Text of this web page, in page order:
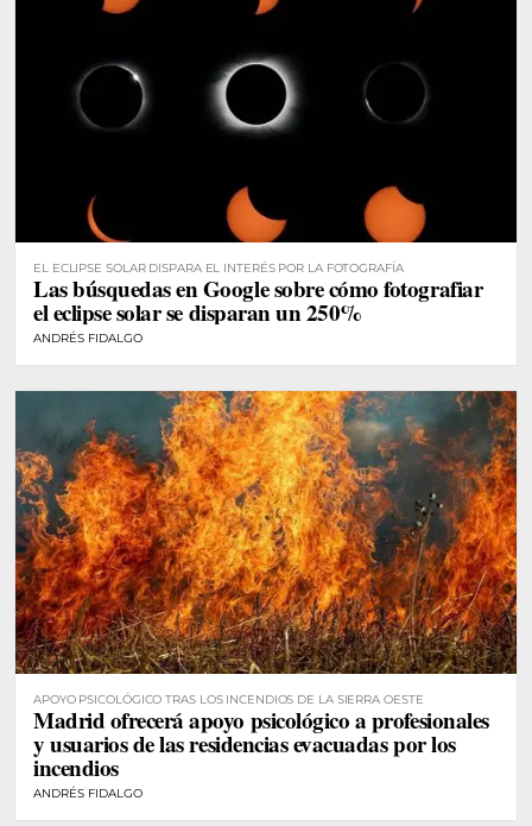
EL ECLIPSE SOLAR DISPARA EL INTERÉS POR LA FOTOGRAFÍA
Las búsquedas en Google sobre cómo fotografiar
el eclipse solar se disparan un 250%
ANDRÉS FIDALGO
APOYO PSICOLÓGICO TRAS LOS INCENDIOS DE LA SIERRA OESTE
Madrid ofrecerá apoyo psicológico a profesionales
y usuarios de las residencias evacuadas por los
incendios
ANDRÉS FIDALGO